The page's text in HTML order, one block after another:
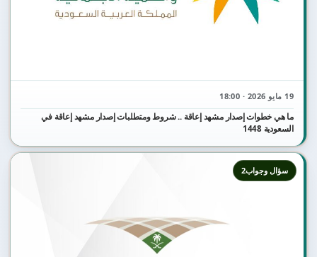
19 مايو 2026 · 18:00
ما هي خطوات إصدار مشهد إعاقة .. شروط ومتطلبات إصدار مشهد إعاقة في
السعودية 1448
سؤال وجواب2